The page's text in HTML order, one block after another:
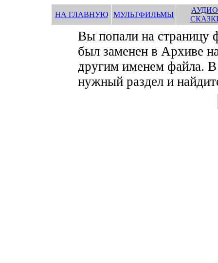
НА ГЛАВНУЮ МУЛЬТФИЛЬМЫ
Вы попали на страницу
был заменен в Архиве
другим именем файла.
нужный раздел и